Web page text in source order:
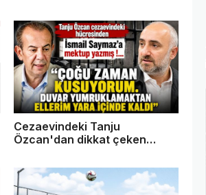
Cezaevindeki Tanju
Özcan'dan dikkat çeken
kusuyorum"